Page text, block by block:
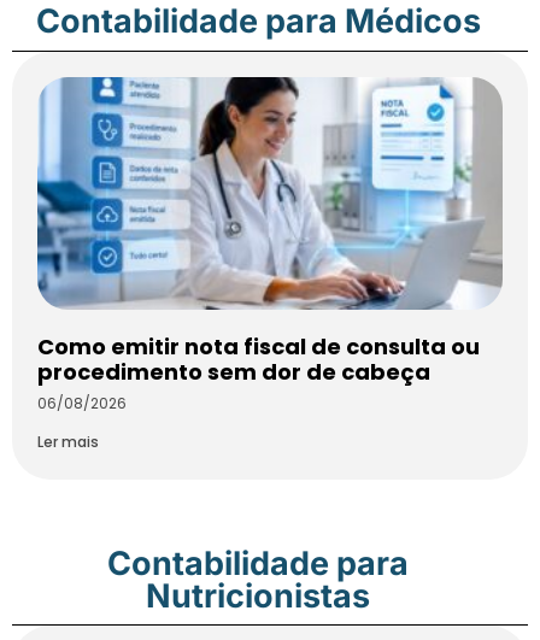
Contabilidade para Médicos
Como emitir nota fiscal de consulta ou
procedimento sem dor de cabeça
06/08/2026
Ler mais
Contabilidade para
Nutricionistas